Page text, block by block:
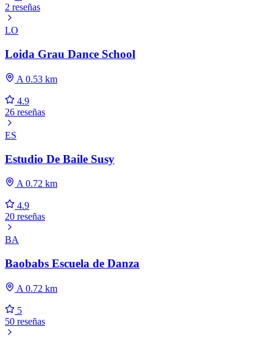
2 reseñas
LO
Loida Grau Dance School
A 0.53 km
4.9
26 reseñas
ES
Estudio De Baile Susy
A 0.72 km
4.9
20 reseñas
BA
Baobabs Escuela de Danza
A 0.72 km
5
50 reseñas